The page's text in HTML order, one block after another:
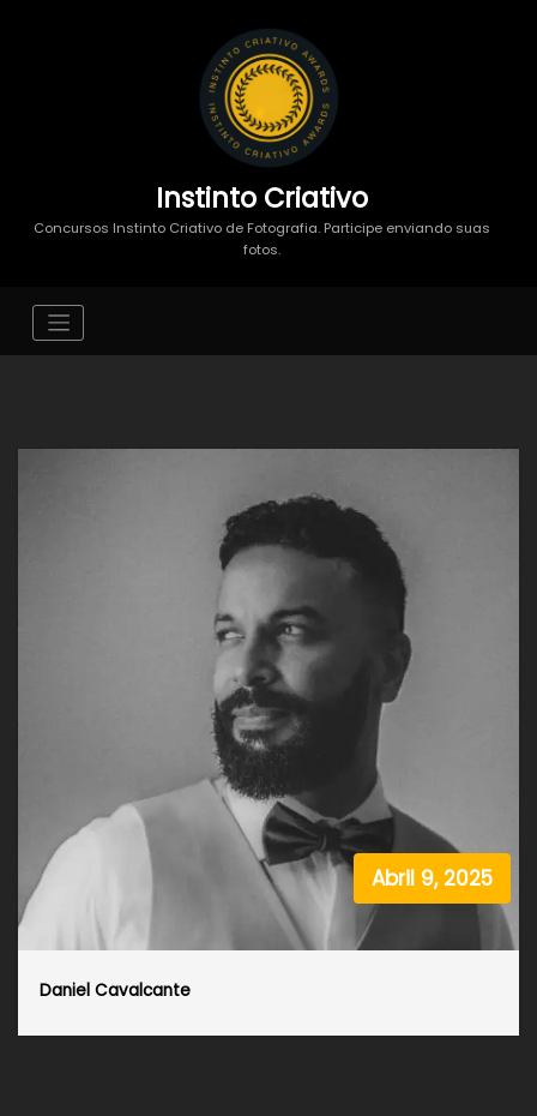
Instinto Criativo
Concursos Instinto Criativo de Fotografia. Participe enviando suas
fotos.
Abril 9, 2025
Daniel Cavalcante